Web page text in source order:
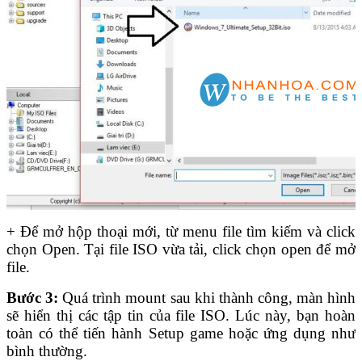
+ Để mở hộp thoại mới, từ menu file tìm kiếm và click
chọn Open. Tại file ISO vừa tải, click chọn open để mở
file.
Bước 3:Quá trình mount sau khi thành công, màn hình
sẽ hiển thị các tập tin của file ISO. Lúc này, bạn hoàn
toàn có thể tiến hành Setup game hoặc ứng dụng như
bình thường.